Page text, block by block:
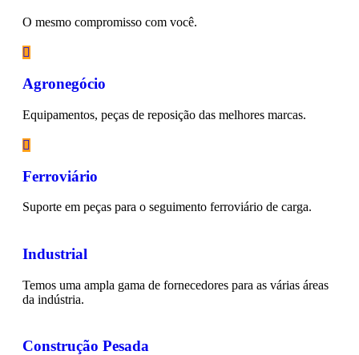
O mesmo compromisso com você.
Agronegócio
Equipamentos, peças de reposição das melhores marcas.
Ferroviário
Suporte em peças para o seguimento ferroviário de carga.
Industrial
Temos uma ampla gama de fornecedores para as várias áreas
da indústria.
Construção Pesada